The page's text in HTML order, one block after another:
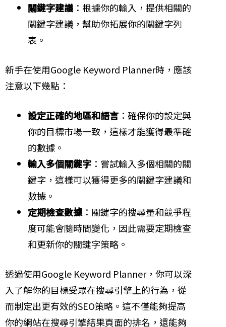
關鍵字建議：根據你的輸入，提供相關的
關鍵字建議，幫助你拓展你的關鍵字列
表。
新手在使用Google Keyword Planner時，應該
注意以下幾點：
設定正確的地區和語言 ：確保你的設定與
你的目標市場一致，這樣才能獲得最準確
的數據。
輸入多個關鍵字 ：嘗試輸入多個相關的關
鍵字，這樣可以獲得更多的關鍵字建議和
數據。
定期檢查數據 ：關鍵字的搜尋量和競爭程
度可能會隨時間變化，因此需要定期檢查
和更新你的關鍵字策略。
透過使用Google Keyword Planner，你可以深
入了解你的目標受眾在搜尋引擎上的行為，從
而制定出更有效的SEO策略。這不僅能夠提高
你的網站在搜尋引擎結果頁面的排名，還能夠